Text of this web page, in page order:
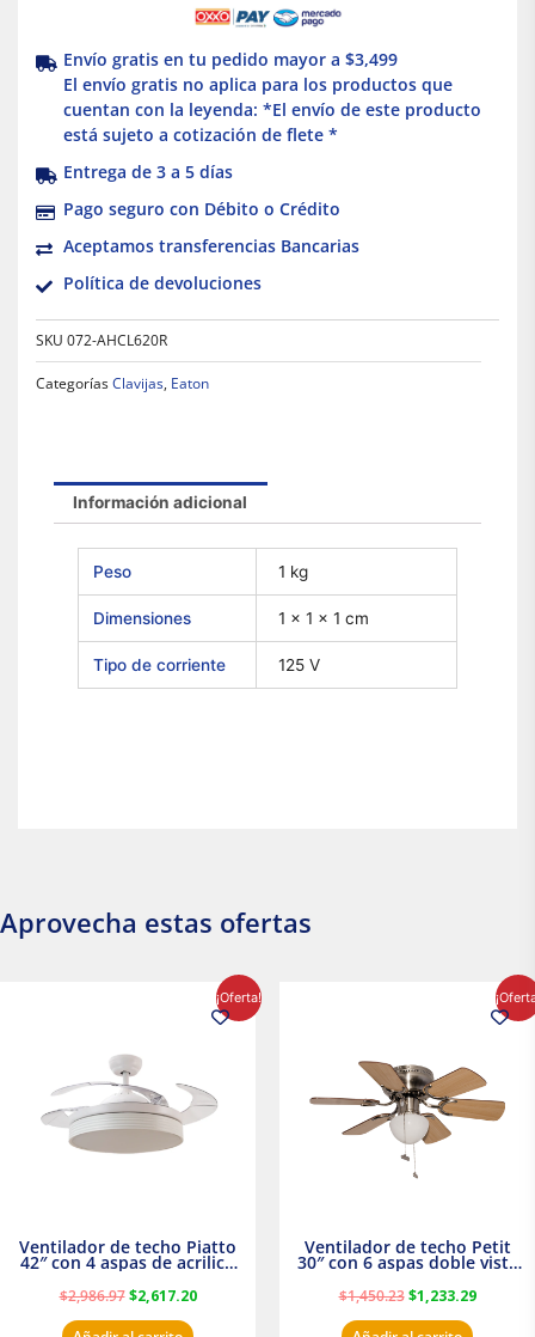
|
125V/CA.
Eaton
cantidad
Envío gratis en tu pedido mayor a $3,499
El envío gratis no aplica para los productos que
cuentan con la leyenda: *El envío de este producto
está sujeto a cotización de flete *
Entrega de 3 a 5 días
Pago seguro con Débito o Crédito
Aceptamos transferencias Bancarias
Política de devoluciones
SKU 072-AHCL620R
CategoríasClavijas, Eaton
Información adicional
Peso 1 kg
Dimensiones 1 × 1 × 1 cm
Tipo de corriente 125 V
Aprovecha estas ofertas
¡Oferta!
Ventilador de techo Piatto
42″ con 4 aspas de acrilico
transparente
$2,986.97
$2,986.97.
$2,617.20
precio
actual
Ventilador de techo Petit
30″ con 6 aspas doble vista
Satinado Masterfan
$1,450.23
$1,450.23.
$1,233.29
precio
actual